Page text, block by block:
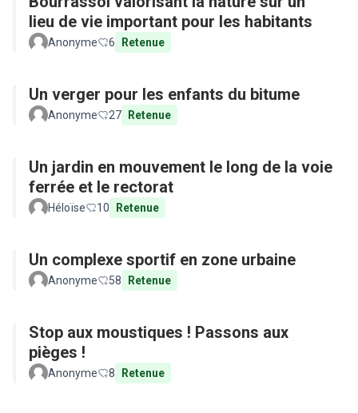
lieu de vie important pour les habitants
Anonyme 6 Retenue
Un verger pour les enfants du bitume
Anonyme 27 Retenue
Un jardin en mouvement le long de la voie
ferrée et le rectorat
Héloïse 10 Retenue
Un complexe sportif en zone urbaine
Anonyme 58 Retenue
Stop aux moustiques ! Passons aux
pièges !
Anonyme 8 Retenue